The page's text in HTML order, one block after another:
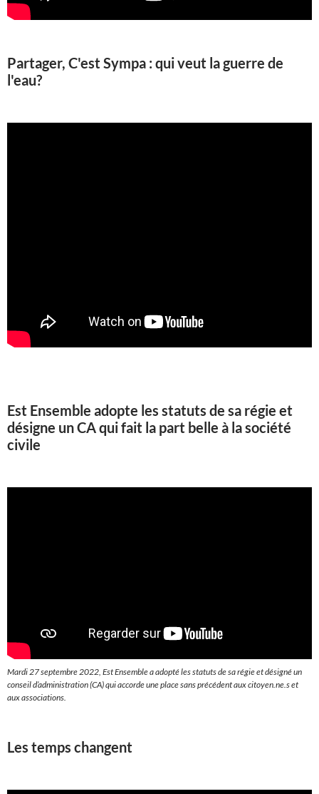
Partager, C'est Sympa : qui veut la guerre de
l'eau?
Est Ensemble adopte les statuts de sa régie et
désigne un CA qui fait la part belle à la société
civile
Mardi 27 septembre 2022, Est Ensemble a adopté les statuts de sa régie et désigné un
conseil d’administration (CA) qui accorde une place sans précédent aux citoyen.ne.s et
aux associations.
Les temps changent